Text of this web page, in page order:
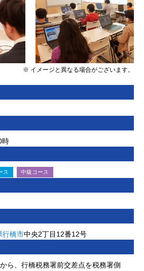
※ イメージと異なる場合がございます。
時
ス 中級コース
行橋市中央2丁目12番12号
ら、行橋税務署前交差点を税務署側